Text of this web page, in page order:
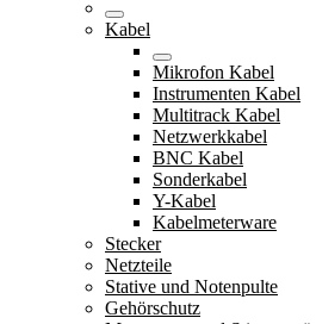
Kabel
Mikrofon Kabel
Instrumenten Kabel
Multitrack Kabel
Netzwerkkabel
BNC Kabel
Sonderkabel
Y-Kabel
Kabelmeterware
Stecker
Netzteile
Stative und Notenpulte
Gehörschutz